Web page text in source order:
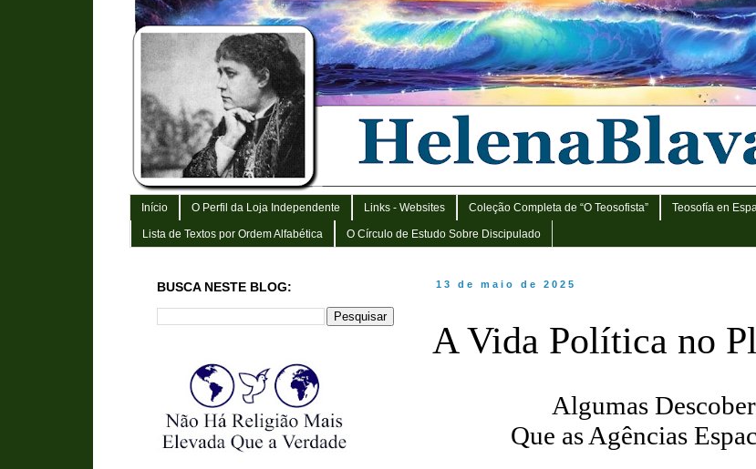
Início O Perfil da Loja Independente Links - Websites Coleção Completa de “O Teosofista” Teosofía en
Lista de Textos por Ordem Alfabética O Círculo de Estudo Sobre Discipulado
13 de maio de 2025
A Vida Política no
Algumas
Que as Agências
BUSCA NESTE BLOG: